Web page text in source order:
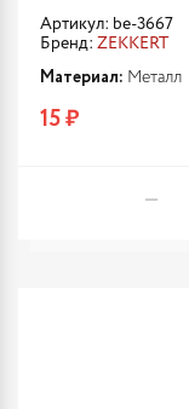
Артикул: be-3667
Бренд: ZEKKERT
Материал: Металл
15 ₽